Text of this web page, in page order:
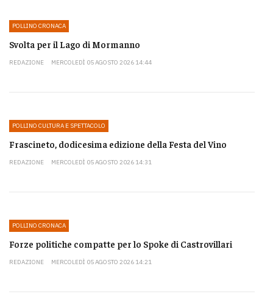
POLLINO CRONACA
Svolta per il Lago di Mormanno
REDAZIONE MERCOLEDÌ 05 AGOSTO 2026 14:44
POLLINO CULTURA E SPETTACOLO
Frascineto, dodicesima edizione della Festa del Vino
REDAZIONE MERCOLEDÌ 05 AGOSTO 2026 14:31
POLLINO CRONACA
Forze politiche compatte per lo Spoke di Castrovillari
REDAZIONE MERCOLEDÌ 05 AGOSTO 2026 14:21